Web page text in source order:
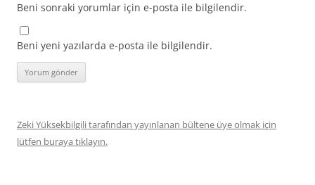
Beni sonraki yorumlar için e-posta ile bilgilendir.
Beni yeni yazılarda e-posta ile bilgilendir.
Zeki Yüksekbilgili tarafından yayınlanan bültene üye olmak için
lütfen buraya tıklayın.